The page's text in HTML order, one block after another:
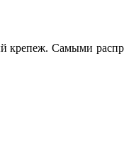
крепеж. Самыми